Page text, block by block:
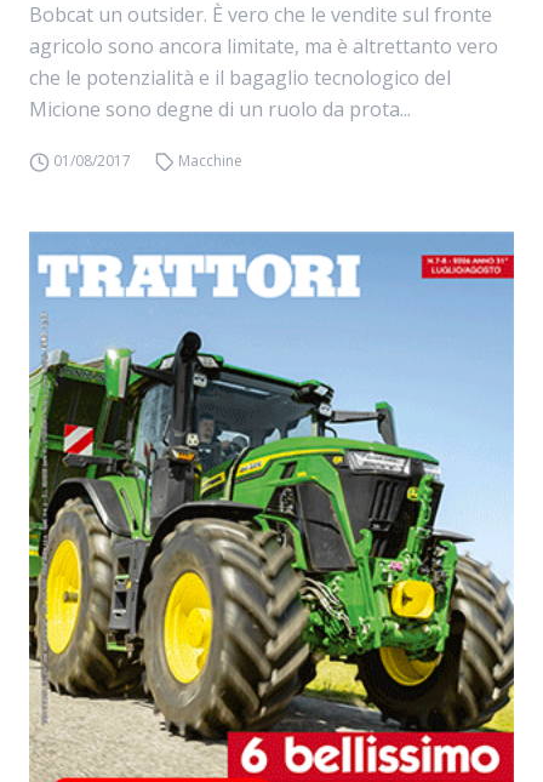
Bobcat un outsider. È vero che le vendite sul fronte
agricolo sono ancora limitate, ma è altrettanto vero
che le potenzialità e il bagaglio tecnologico del
Micione sono degne di un ruolo da prota...
01/08/2017 Macchine